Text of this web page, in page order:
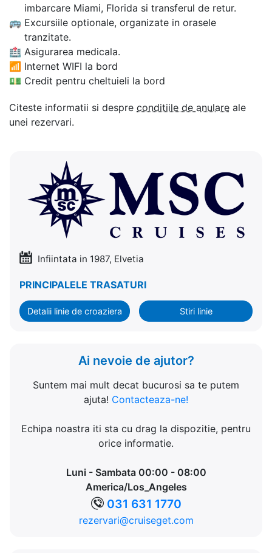
imbarcare Miami, Florida si transferul de retur.
🚌 Excursiile optionale, organizate in orasele
tranzitate.
🏥 Asigurarea medicala.
📶 Internet WIFI la bord
💵 Credit pentru cheltuieli la bord
Citeste informatii si despre conditiile de anulare ale
unei rezervari.
Infiintata in 1987, Elvetia
PRINCIPALELE TRASATURI
Detalii linie de croaziera Stiri linie
Ai nevoie de ajutor?
Suntem mai mult decat bucurosi sa te putem
ajuta! Contacteaza-ne!
Echipa noastra iti sta cu drag la dispozitie, pentru
orice informatie.
Luni - Sambata 00:00 - 08:00
America/Los_Angeles
031 631 1770
rezervari@cruiseget.com